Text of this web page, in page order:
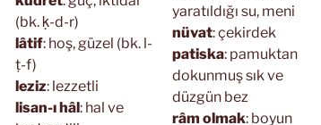
(bk. ḳ-d-r)
lâtif: hoş, güzel (bk. l-
ṭ-f)
leziz: lezzetli
lisan-ı hâl: hal ve
yaratıldığı su, meni
nüvat: çekirdek
patiska: pamuktan
dokunmuş sık ve
düzgün bez
râm olmak: boyun